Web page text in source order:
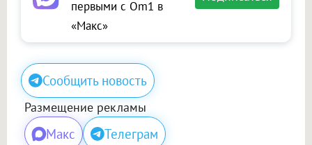
первыми с Om1 в
«Макс»
Сообщить новость
Размещение рекламы
Макс Телеграм